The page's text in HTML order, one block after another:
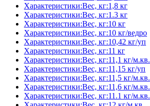
Характеристики:Вес, кг:1,8 кг
Характеристики:Вес, кг:1.3 кг
Характеристики:Вес, кг:10 кг
Характеристики:Вес, кг:10 кг/ведро
Характеристики:Вес, кг:10,42 кг/уп
Характеристики:Вес, кг:11 кг
Характеристики:Вес, кг:11,1 кг/м.кв.
Характеристики:Вес, кг:11,15 кг/уп
Характеристики:Вес, кг:11,5 кг/м.кв.
Характеристики:Вес, кг:11,6 кг/м.кв.
Характеристики:Вес, кг:11.1 кг/м.кв.